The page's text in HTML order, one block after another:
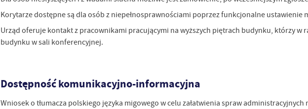
Korytarze dostępne są dla osób z niepełnosprawnościami poprzez funkcjonalne ustawienie
Urząd oferuje kontakt z pracownikami pracującymi na wyższych piętrach budynku, którzy w
budynku w sali konferencyjnej.
Dostępność komunikacyjno-informacyjna
Wniosek o tłumacza polskiego języka migowego w celu załatwienia spraw